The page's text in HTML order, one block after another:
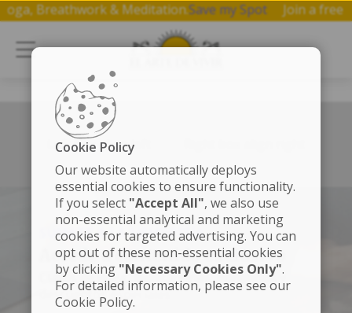
Yoga, Breathwork & Meditation.Save my Spot Join a
Left box align left
SÚMATE A LA MEMBRESÍA
Accede a contenido exclusivo
Clases de yoga, meditaciones, beneficios y
descuentos especiales.
Cookie Policy
Our website automatically deploys
essential cookies to ensure functionality.
If you select "Accept All", we also use
non-essential analytical and marketing
cookies for targeted advertising. You can
opt out of these non-essential cookies
by clicking "Necessary Cookies Only".
For detailed information, please see our
Cookie Policy.